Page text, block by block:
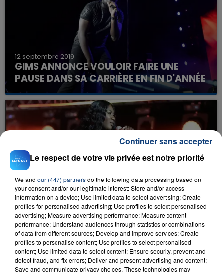
12 septembre 2019
GIMS ANNONCE VOULOIR FAIRE UNE
PAUSE DANS SA CARRIÈRE EN FIN D'ANNÉE
11 septembre 2019
NON AYA NAKAMURA NE VIENT PAS
INAUGURER WESTFIELD EURALILLE
Le respect de votre vie privée est notre priorité
We and our (447) partnersdo the following data processing based on
your consent and/or our legitimate interest: Store and/or access
information on a device; Use limited data to select advertising; Create
profiles for personalised advertising; Use profiles to select personalised
advertising; Measure advertising performance; Measure content
performance; Understand audiences through statistics or combinations
of data from different sources; Develop and improve services; Create
profiles to personalise content; Use profiles to select personalised
content; Use limited data to select content; Ensure security, prevent and
detect fraud, and fix errors; Deliver and present advertising and content;
Save and communicate privacy choices. These technologies may
Continuer sans accepter